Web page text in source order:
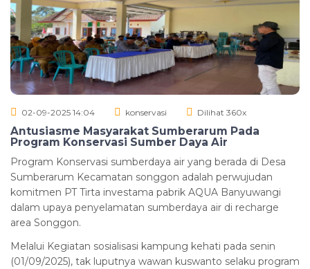
02-09-2025 14:04 konservasi Dilihat 360x
Antusiasme Masyarakat Sumberarum Pada
Program Konservasi Sumber Daya Air
Program Konservasi sumberdaya air yang berada di Desa
Sumberarum Kecamatan songgon adalah perwujudan
komitmen PT Tirta investama pabrik AQUA Banyuwangi
dalam upaya penyelamatan sumberdaya air di recharge
area Songgon.
Melalui Kegiatan sosialisasi kampung kehati pada senin
(01/09/2025), tak luputnya wawan kuswanto selaku program